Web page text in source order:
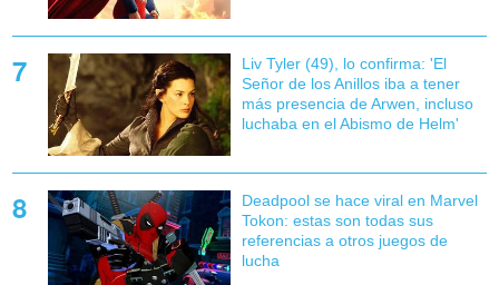
Liv Tyler (49), lo confirma: 'El
Señor de los Anillos iba a tener
más presencia de Arwen, incluso
luchaba en el Abismo de Helm'
Deadpool se hace viral en Marvel
Tokon: estas son todas sus
referencias a otros juegos de
lucha